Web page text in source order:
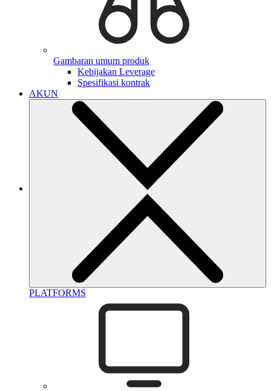
Gambaran umum produk
Kebijakan Leverage
Spesifikasi kontrak
AKUN
PLATFORMS